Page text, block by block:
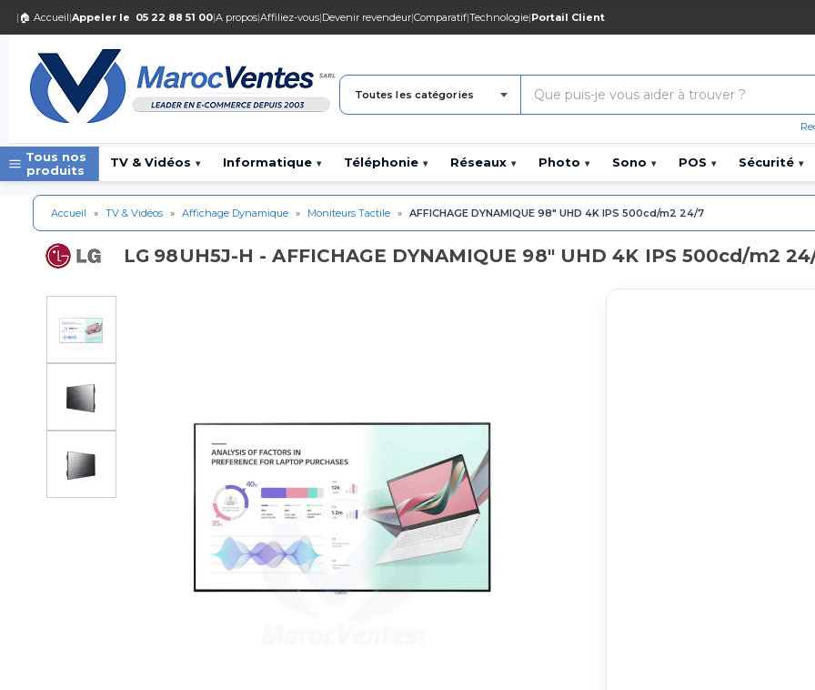
| 🏠 Accueil|Appeler le 05 22 88 51 00|A propos|Affiliez-vous|Devenir revendeur|Comparatif|Technologie|Portail Client
Toutes les catégories
Tous nos
produits
TV & Vidéos ▾ Informatique ▾ Téléphonie ▾ Réseaux ▾ Photo ▾ Sono ▾ POS ▾ Sécurité ▾
Accueil » TV & Vidéos » Affichage Dynamique » Moniteurs Tactile » AFFICHAGE DYNAMIQUE 98" UHD 4K IPS 500cd/m2 24/7
LG 98UH5J-H - AFFICHAGE DYNAMIQUE 98" UHD 4K IPS 500cd/m2